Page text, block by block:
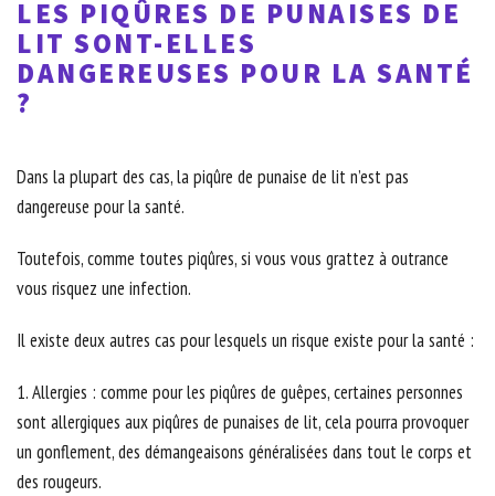
LES PIQÛRES DE PUNAISES DE
LIT SONT-ELLES
DANGEREUSES POUR LA SANTÉ
?
Dans la plupart des cas, la piqûre de punaise de lit n’est pas
dangereuse pour la santé.
Toutefois, comme toutes piqûres, si vous vous grattez à outrance
vous risquez une infection.
Il existe deux autres cas pour lesquels un risque existe pour la santé :
1. Allergies : comme pour les piqûres de guêpes, certaines personnes
sont allergiques aux piqûres de punaises de lit, cela pourra provoquer
un gonflement, des démangeaisons généralisées dans tout le corps et
des rougeurs.